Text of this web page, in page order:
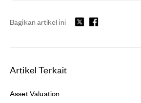
Bagikan artikel ini
Artikel Terkait
Asset Valuation